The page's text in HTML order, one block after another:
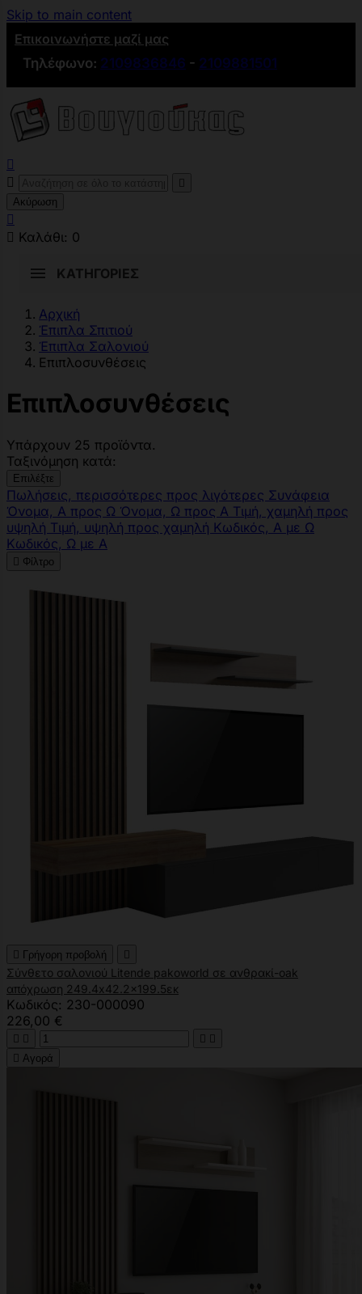
Skip to main content
Επικοινωνήστε μαζί μας
Τηλέφωνο: 2109836846 - 2109881501



Ακύρωση

 Καλάθι: 0
ΚΑΤΗΓΟΡΊΕΣ
Αρχική
Έπιπλα Σπιτιού
Έπιπλα Σαλονιού
Επιπλοσυνθέσεις
Επιπλοσυνθέσεις
Υπάρχουν 25 προϊόντα.
Ταξινόμηση κατά:
Επιλέξτε
Πωλήσεις, περισσότερες προς λιγότερες Συνάφεια
Όνομα, Α προς Ω Όνομα, Ω προς Α Τιμή, χαμηλή προς
υψηλή Τιμή, υψηλή προς χαμηλή Κωδικός, Α με Ω
Κωδικός, Ω με Α
 Φίλτρο
 Γρήγορη προβολή 
Σύνθετο σαλονιού Litende pakoworld σε ανθρακί-oak
απόχρωση 249.4x42.2x199.5εκ
Κωδικός: 230-000090
226,00 €
   
 Αγορά